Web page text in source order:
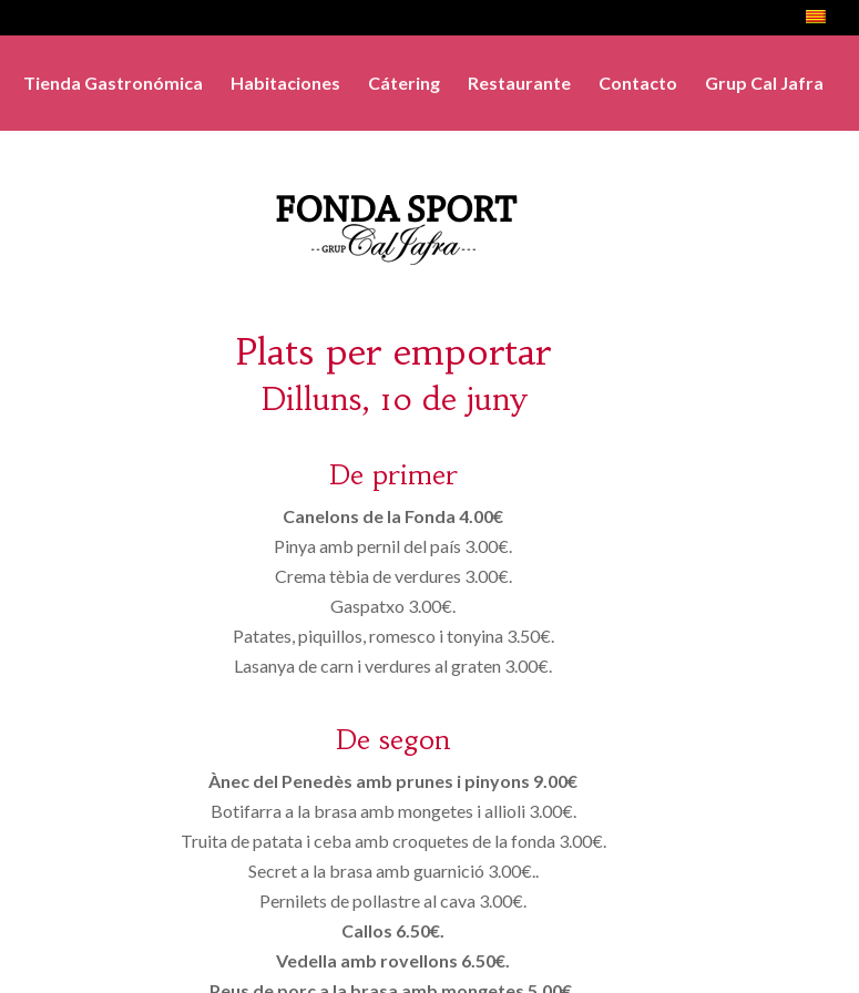
Tienda Gastronómica Habitaciones Cátering Restaurante Contacto Grup Cal Jafra
Plats per emportar
Dilluns, 10 de juny
De primer
Canelons de la Fonda 4.00€
Pinya amb pernil del país 3.00€.
Crema tèbia de verdures 3.00€.
Gaspatxo 3.00€.
Patates, piquillos, romesco i tonyina 3.50€.
Lasanya de carn i verdures al graten 3.00€.
De segon
Ànec del Penedès amb prunes i pinyons 9.00€
Botifarra a la brasa amb mongetes i allioli 3.00€.
Truita de patata i ceba amb croquetes de la fonda 3.00€.
Secret a la brasa amb guarnició 3.00€..
Pernilets de pollastre al cava 3.00€.
Callos 6.50€.
Vedella amb rovellons 6.50€.